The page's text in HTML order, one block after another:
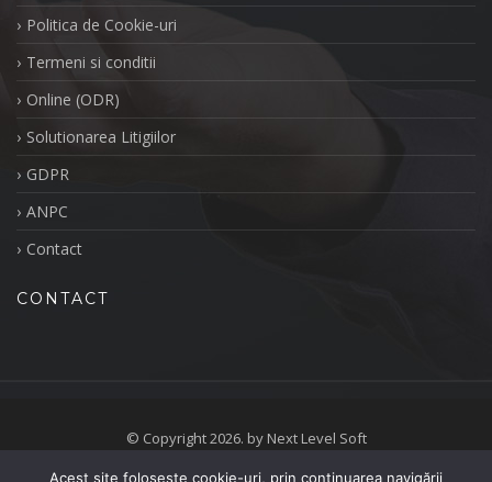
Politica de Cookie-uri
Termeni si conditii
Online (ODR)
Solutionarea Litigiilor
GDPR
ANPC
Contact
CONTACT
© Copyright 2026. by Next Level Soft
Acest site folosește cookie-uri, prin continuarea navigării